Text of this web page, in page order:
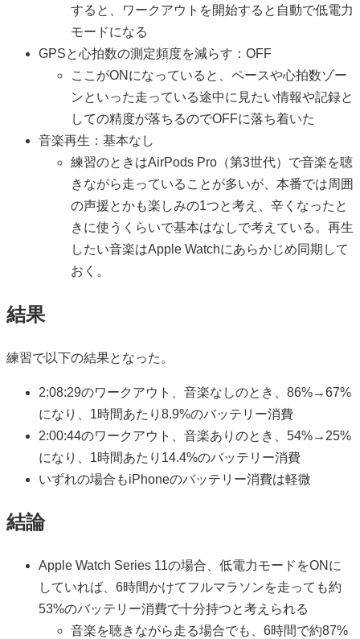
すると、ワークアウトを開始すると自動で低電力
モードになる
GPSと心拍数の測定頻度を減らす：OFF
ここがONになっていると、ペースや心拍数ゾー
ンといった走っている途中に見たい情報や記録と
しての精度が落ちるのでOFFに落ち着いた
音楽再生：基本なし
練習のときはAirPods Pro（第3世代）で音楽を聴
きながら走っていることが多いが、本番では周囲
の声援とかも楽しみの1つと考え、辛くなったと
きに使うくらいで基本はなしで考えている。再生
したい音楽はApple Watchにあらかじめ同期して
おく。
結果
練習で以下の結果となった。
2:08:29のワークアウト、音楽なしのとき、86%→67%
になり、1時間あたり8.9%のバッテリー消費
2:00:44のワークアウト、音楽ありのとき、54%→25%
になり、1時間あたり14.4%のバッテリー消費
いずれの場合もiPhoneのバッテリー消費は軽微
結論
Apple Watch Series 11の場合、低電力モードをONに
していれば、6時間かけてフルマラソンを走っても約
53%のバッテリー消費で十分持つと考えられる
音楽を聴きながら走る場合でも、6時間で約87%